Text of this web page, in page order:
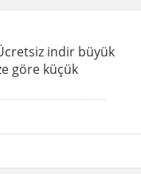
indir büyük
göre küçük